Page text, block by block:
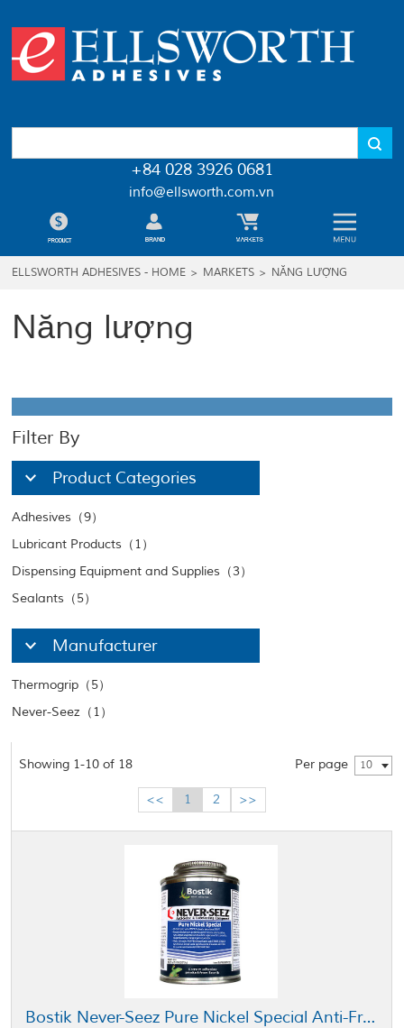
+84 028 3926 0681
info@ellsworth.com.vn
ELLSWORTH ADHESIVES - HOME > MARKETS > NĂNG LƯỢNG
Năng lượng
Filter By
Product Categories
Adhesives（9）
Lubricant Products（1）
Dispensing Equipment and Supplies（3）
Sealants（5）
Manufacturer
Thermogrip（5）
Never-Seez（1）
Showing 1-10 of 18 Per page 10
<< 1 2 >>
Bostik Never-Seez Pure Nickel Special Anti-Friction Coating Silver 1 lb Can